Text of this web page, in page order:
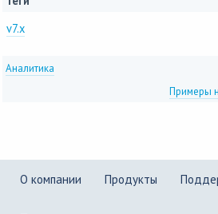
v7.x
Аналитика
Примеры
О компании Продукты